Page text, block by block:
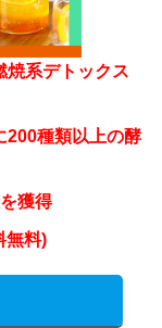
焼系デトックス
200種類以上の酵
獲得
無料)